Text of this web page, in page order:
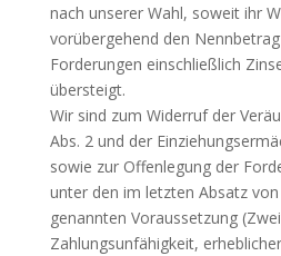
nach unserer Wahl, soweit ihr
vorübergehend den
Forderungen einschließlich
übersteigt.
Wir sind zum Widerruf der
Abs. 2 und der
sowie zur Offenlegung der
unter den im letzten Absatz
genannten Voraussetzung
Zahlungsunfähigkeit,